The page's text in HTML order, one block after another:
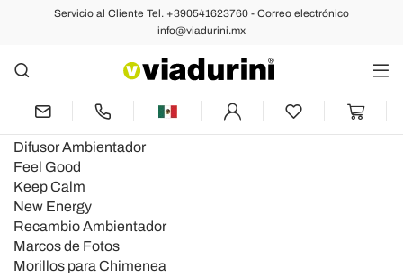
Servicio al Cliente Tel. +390541623760 - Correo electrónico
info@viadurini.mx
Mapa de categorías
DECORACIÓN
Difusor Ambientador
Feel Good
Keep Calm
New Energy
Recambio Ambientador
Marcos de Fotos
Morillos para Chimenea